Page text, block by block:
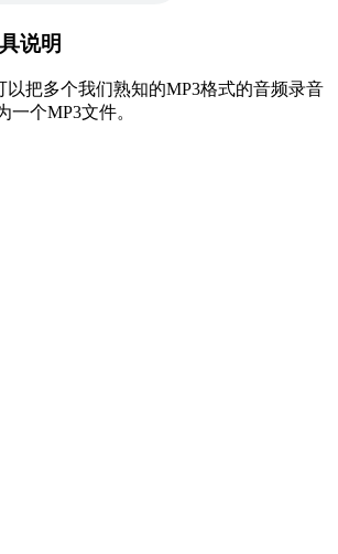
说明
以把多个我们熟知的MP3格式的音频录音
一个MP3文件。